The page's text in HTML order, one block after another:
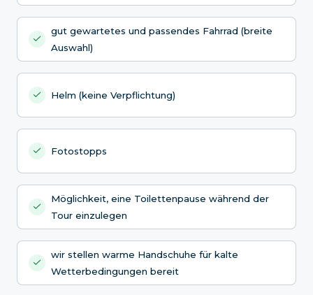
gut gewartetes und passendes Fahrrad (breite
Auswahl)
Helm (keine Verpflichtung)
Fotostopps
Möglichkeit, eine Toilettenpause während der
Tour einzulegen
wir stellen warme Handschuhe für kalte
Wetterbedingungen bereit